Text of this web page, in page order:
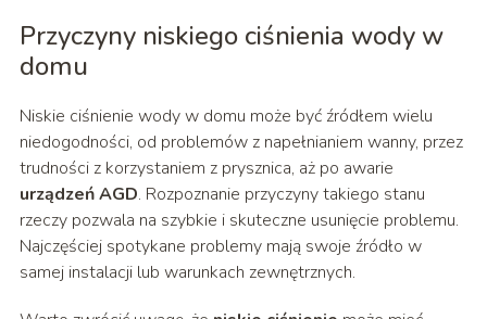
Przyczyny niskiego ciśnienia wody w
domu
Niskie ciśnienie wody w domu może być źródłem wielu
niedogodności, od problemów z napełnianiem wanny, przez
trudności z korzystaniem z prysznica, aż po awarie
urządzeń AGD. Rozpoznanie przyczyny takiego stanu
rzeczy pozwala na szybkie i skuteczne usunięcie problemu.
Najczęściej spotykane problemy mają swoje źródło w
samej instalacji lub warunkach zewnętrznych.